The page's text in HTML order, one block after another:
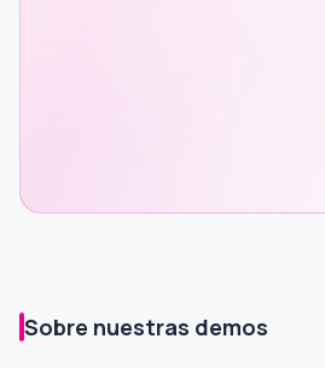
Sobre nuestras demos